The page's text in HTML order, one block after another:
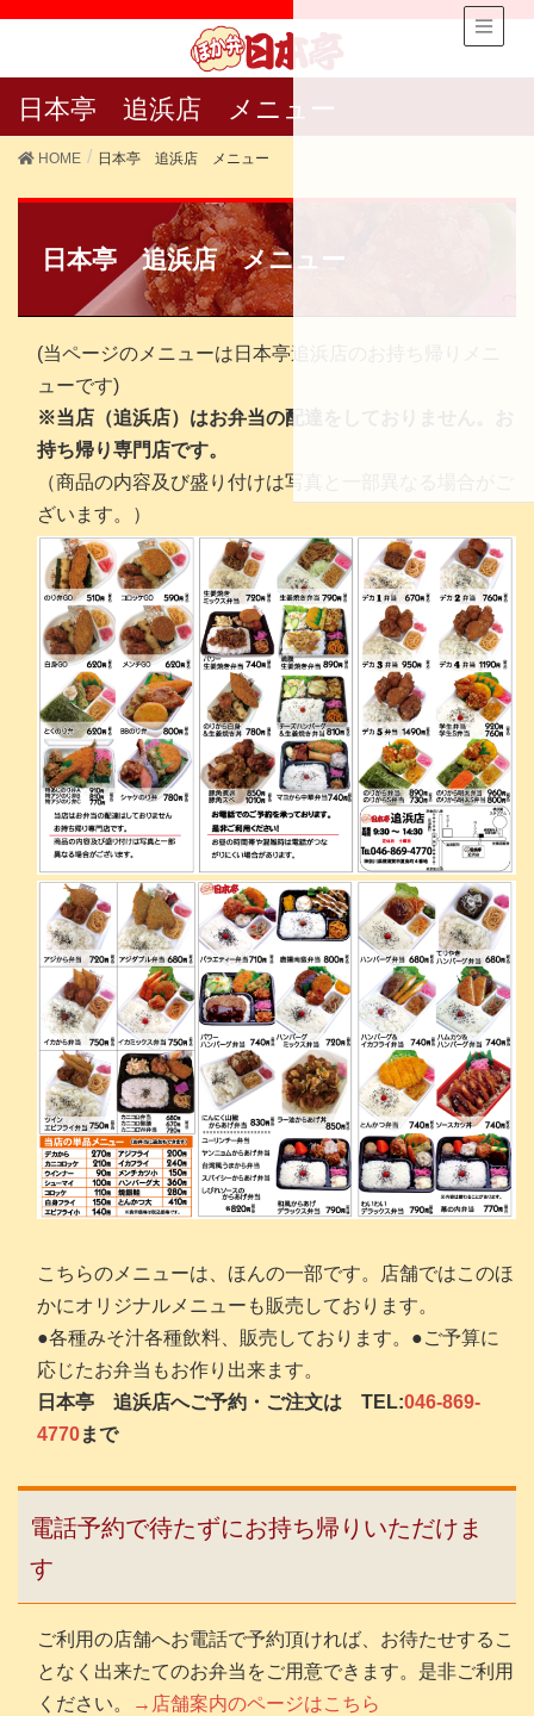
日本亭 追浜店 メニュー
HOME 日本亭 追浜店 メニュー
日本亭 追浜店 メニュー
(当ページのメニューは日本亭追浜店のお持ち帰りメニ
ューです)
※当店（追浜店）はお弁当の配達をしておりません。お
持ち帰り専門店です。
（商品の内容及び盛り付けは写真と一部異なる場合がご
ざいます。）
こちらのメニューは、ほんの一部です。店舗ではこのほ
かにオリジナルメニューも販売しております。
●各種みそ汁各種飲料、販売しております。●ご予算に
応じたお弁当もお作り出来ます。
日本亭 追浜店へご予約・ご注文は TEL:046-869-
4770まで
電話予約で待たずにお持ち帰りいただけま
す
ご利用の店舗へお電話で予約頂ければ、お待たせするこ
となく出来たてのお弁当をご用意できます。是非ご利用
ください。
→店舗案内のページはこちら